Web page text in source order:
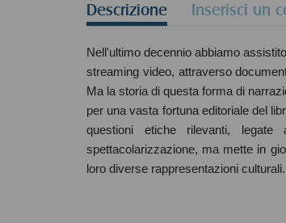
Descrizione Inserisci un
Nell'ultimo decennio abbiamo
streaming video, attraverso
Ma la storia di questa forma di
per una vasta fortuna editoriale del
questioni etiche rilevanti,
spettacolarizzazione, ma mette in
loro diverse rappresentazioni culturali.